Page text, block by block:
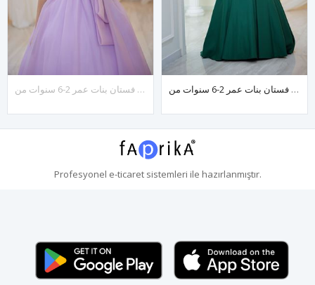
فستان بنات عمر 2-6 سنوات من Sylva رقم 20134 أرجواني فاتح فستان بنات عمر 2-6 سنوات من Vesper رقم 20136 أخضر
Profesyonel e-ticaretsistemleri ile hazırlanmıştır.